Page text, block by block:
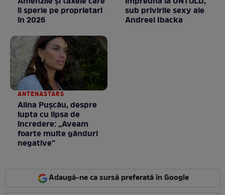
îi sperie pe proprietari
în 2026
sub privirile sexy ale
Andreei Ibacka
ANTENASTARS
Alina Pușcău, despre
lupta cu lipsa de
încredere: „Aveam
foarte multe gânduri
negative”
Adaugă-ne ca sursă preferată în Google